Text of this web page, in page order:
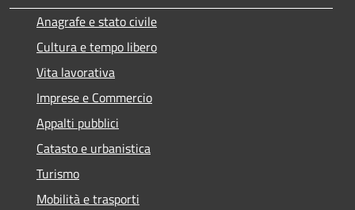
Anagrafe e stato civile
Cultura e tempo libero
Vita lavorativa
Imprese e Commercio
Appalti pubblici
Catasto e urbanistica
Turismo
Mobilità e trasporti